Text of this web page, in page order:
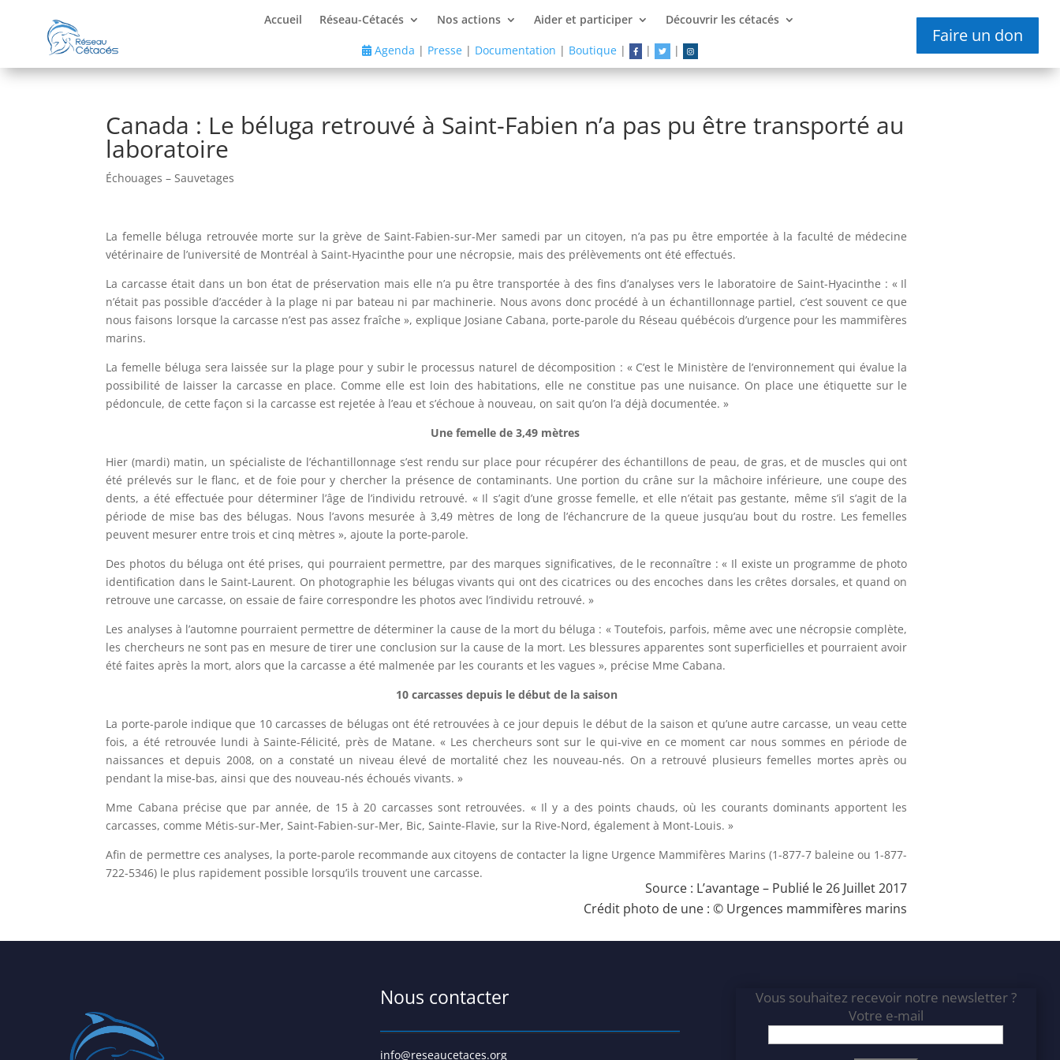
Accueil Réseau-Cétacés Nos actions Aider et participer Découvrir les cétacés
Agenda | Presse| Documentation | Boutique| | |
Faire un don
Canada : Le béluga retrouvé à Saint-Fabien n’a pas pu être transporté au
laboratoire
Échouages – Sauvetages
La femelle béluga retrouvée morte sur la grève de Saint-Fabien-sur-Mer samedi par un citoyen, n’a pas pu être emportée à la faculté de médecine
vétérinaire de l’université de Montréal à Saint-Hyacinthe pour une nécropsie, mais des prélèvements ont été effectués.
La carcasse était dans un bon état de préservation mais elle n’a pu être transportée à des fins d’analyses vers le laboratoire de Saint-Hyacinthe : « Il
n’était pas possible d’accéder à la plage ni par bateau ni par machinerie. Nous avons donc procédé à un échantillonnage partiel, c’est souvent ce que
nous faisons lorsque la carcasse n’est pas assez fraîche », explique Josiane Cabana, porte-parole du Réseau québécois d’urgence pour les mammifères
marins.
La femelle béluga sera laissée sur la plage pour y subir le processus naturel de décomposition : « C’est le Ministère de l’environnement qui évalue la
possibilité de laisser la carcasse en place. Comme elle est loin des habitations, elle ne constitue pas une nuisance. On place une étiquette sur le
pédoncule, de cette façon si la carcasse est rejetée à l’eau et s’échoue à nouveau, on sait qu’on l’a déjà documentée. »
Une femelle de 3,49 mètres
Hier (mardi) matin, un spécialiste de l’échantillonnage s’est rendu sur place pour récupérer des échantillons de peau, de gras, et de muscles qui ont
été prélevés sur le flanc, et de foie pour y chercher la présence de contaminants. Une portion du crâne sur la mâchoire inférieure, une coupe des
dents, a été effectuée pour déterminer l’âge de l’individu retrouvé. « Il s’agit d’une grosse femelle, et elle n’était pas gestante, même s’il s’agit de la
période de mise bas des bélugas. Nous l’avons mesurée à 3,49 mètres de long de l’échancrure de la queue jusqu’au bout du rostre. Les femelles
peuvent mesurer entre trois et cinq mètres », ajoute la porte-parole.
Des photos du béluga ont été prises, qui pourraient permettre, par des marques significatives, de le reconnaître : « Il existe un programme de photo
identification dans le Saint-Laurent. On photographie les bélugas vivants qui ont des cicatrices ou des encoches dans les crêtes dorsales, et quand on
retrouve une carcasse, on essaie de faire correspondre les photos avec l’individu retrouvé. »
Les analyses à l’automne pourraient permettre de déterminer la cause de la mort du béluga : « Toutefois, parfois, même avec une nécropsie complète,
les chercheurs ne sont pas en mesure de tirer une conclusion sur la cause de la mort. Les blessures apparentes sont superficielles et pourraient avoir
été faites après la mort, alors que la carcasse a été malmenée par les courants et les vagues », précise Mme Cabana.
10 carcasses depuis le début de la saison
La porte-parole indique que 10 carcasses de bélugas ont été retrouvées à ce jour depuis le début de la saison et qu’une autre carcasse, un veau cette
fois, a été retrouvée lundi à Sainte-Félicité, près de Matane. « Les chercheurs sont sur le qui-vive en ce moment car nous sommes en période de
naissances et depuis 2008, on a constaté un niveau élevé de mortalité chez les nouveau-nés. On a retrouvé plusieurs femelles mortes après ou
pendant la mise-bas, ainsi que des nouveau-nés échoués vivants. »
Mme Cabana précise que par année, de 15 à 20 carcasses sont retrouvées. « Il y a des points chauds, où les courants dominants apportent les
carcasses, comme Métis-sur-Mer, Saint-Fabien-sur-Mer, Bic, Sainte-Flavie, sur la Rive-Nord, également à Mont-Louis. »
Afin de permettre ces analyses, la porte-parole recommande aux citoyens de contacter la ligne Urgence Mammifères Marins (1-877-7 baleine ou 1-877-
722-5346) le plus rapidement possible lorsqu’ils trouvent une carcasse.
Source : L’avantage– Publié le 26 Juillet 2017
Crédit photo de une : © Urgences mammifères marins
Nous contacter
info@reseaucetaces.org
Vous souhaitez recevoir notre newsletter ?
Votre e-mail